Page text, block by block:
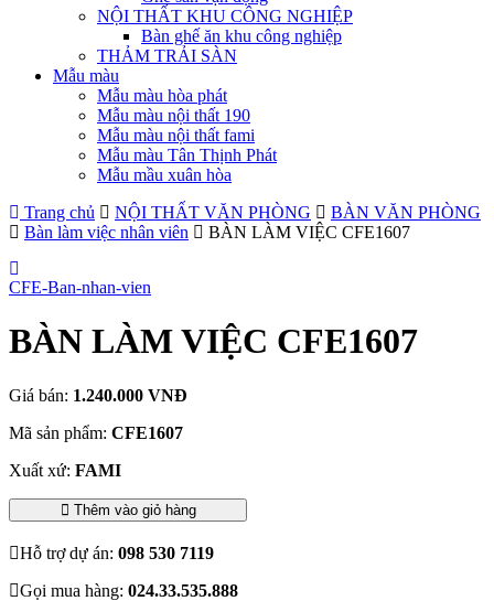
NỘI THẤT KHU CÔNG NGHIỆP
Bàn ghế ăn khu công nghiệp
THẢM TRẢI SÀN
Mẫu màu
Mẫu màu hòa phát
Mẫu màu nội thất 190
Mẫu màu nội thất fami
Mẫu màu Tân Thịnh Phát
Mẫu mầu xuân hòa
Trang chủ
NỘI THẤT VĂN PHÒNG
BÀN VĂN PHÒNG
Bàn làm việc nhân viên
BÀN LÀM VIỆC CFE1607
CFE-Ban-nhan-vien
BÀN LÀM VIỆC CFE1607
Giá bán: 1.240.000 VNĐ
Mã sản phẩm: CFE1607
Xuất xứ: FAMI
Thêm vào giỏ hàng
Hỗ trợ dự án: 098 530 7119
Gọi mua hàng: 024.33.535.888